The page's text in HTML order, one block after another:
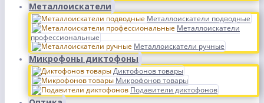
Металлоискатели
Металлоискатели подводные
Металлоискатели
профессиональные
Металлоискатели ручные
Микрофоны диктофоны
Диктофонов товары
Микрофонов товары
Подавители диктофонов